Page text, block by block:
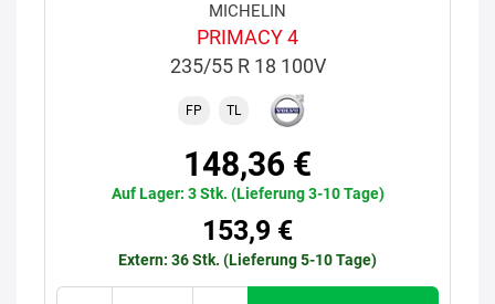
MICHELIN
PRIMACY 4
235/55 R 18 100V
FP TL
148,36 €
Auf Lager: 3 Stk. (Lieferung 3-10 Tage)
153,9 €
Extern: 36 Stk. (Lieferung 5-10 Tage)